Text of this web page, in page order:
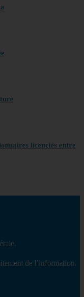
licenciés entre
de l’information.